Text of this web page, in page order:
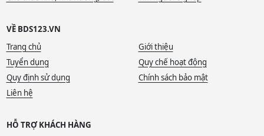
VỀ BDS123.VN
Trang chủ
Giới thiệu
Tuyển dụng
Quy chế hoạt động
Quy định sử dụng
Chính sách bảo mật
Liên hệ
HỖ TRỢ KHÁCH HÀNG